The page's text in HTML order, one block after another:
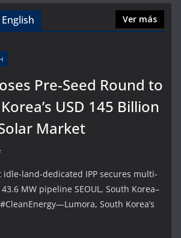
Ver más
Pre-Seed Round to
USD 145 Billion
Market
idle-land-dedicated IPP secures multi-
MW pipeline SEOUL, South Korea–
South Korea’s